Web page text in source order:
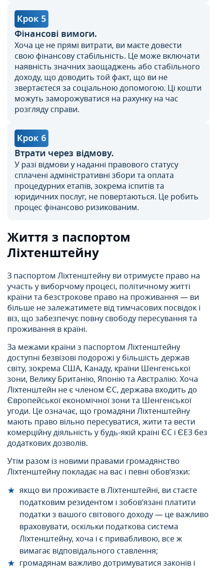
Крок 5
Фінансові вимоги.
Хоча це не прямі витрати, ви маєте довести
свою фінансову стабільність. Це може включати
наявність значних заощаджень або стабільного
доходу, що доводить той факт, що ви не
звертаєтеся за соціальною допомогою. Ці кошти
можуть заморожуватися на рахунку на час
розгляду справи.
Крок 6
Втрати через відмову.
У разі відмови у наданні правового статусу
сплачені адміністративні збори та оплата
процедурних етапів, зокрема іспитів та
юридичних послуг, не повертаються. Це робить
процес фінансово ризикованим.
Життя з паспортом
Ліхтенштейну
З паспортом Ліхтенштейну ви отримуєте право на
участь у виборчому процесі, політичному житті
країни та безстрокове право на проживання — ви
більше не залежатимете від тимчасових посвідок і
віз, що забезпечує повну свободу пересування та
проживання в країні.
За межами країни з паспортом Ліхтенштейну
доступні безвізові подорожі у більшість держав
світу, зокрема США, Канаду, країни Шенгенської
зони, Велику Британію, Японію та Австралію. Хоча
Ліхтенштейн не є членом ЄС, держава входить до
Європейської економічної зони та Шенгенської
угоди. Це означає, що громадяни Ліхтенштейну
мають право вільно пересуватися, жити та вести
комерційну діяльність у будь-якій країні ЄС і ЄЕЗ без
додаткових дозволів.
Утім разом із новими правами громадянство
Ліхтенштейну покладає на вас і певні обов’язки:
якщо ви проживаєте в Ліхтенштейні, ви стаєте
податковим резидентом і зобов’язані платити
податки з вашого світового доходу — це важливо
враховувати, оскільки податкова система
Ліхтенштейну, хоча і є привабливою, все ж
вимагає відповідального ставлення;
громадянам важливо дотримуватися законів і